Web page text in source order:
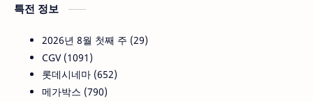
특전 정보
2026년 8월 첫째 주 29
CGV 1091
롯데시네마 652
메가박스 790